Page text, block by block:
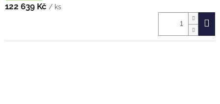
122 639 Kč / ks